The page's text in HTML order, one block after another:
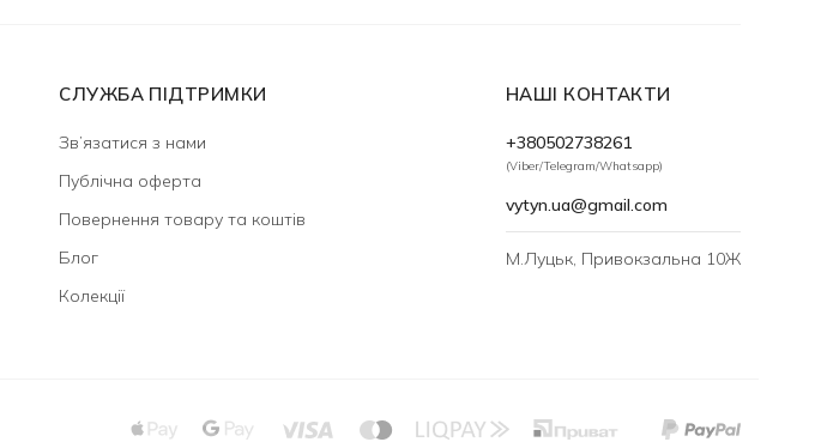
СЛУЖБА ПІДТРИМКИ
Зв’язатися з нами
Публічна оферта
Повернення товару та коштів
Блог
Колекції
НАШІ КОНТАКТИ
+380502738261
(Viber/Telegram/Whatsapp)
vytyn.ua@gmail.com
М.Луцьк, Привокзальна 10Ж